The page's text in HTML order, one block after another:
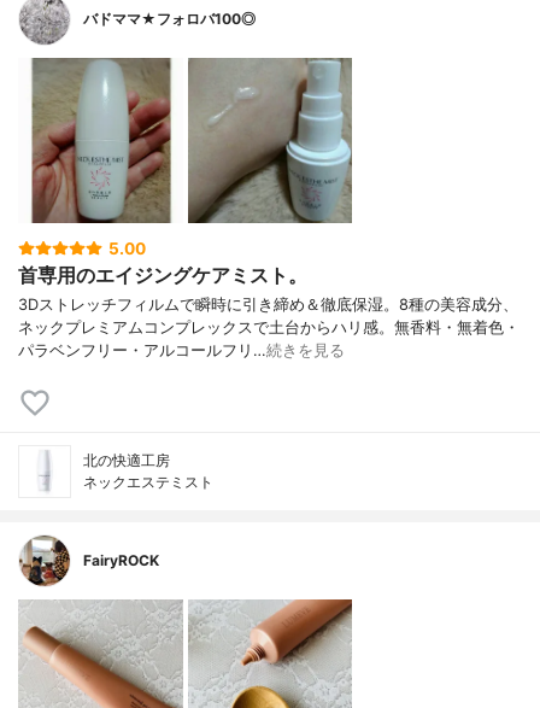
バドママ★フォロバ100◎
5.00
首専用のエイジングケアミスト。
3Dストレッチフィルムで瞬時に引き締め＆徹底保湿。8種の美容成分、
ネックプレミアムコンプレックスで土台からハリ感。無香料・無着色・
パラベンフリー・アルコールフリ…続きを見る
北の快適工房
ネックエステミスト
FairyROCK